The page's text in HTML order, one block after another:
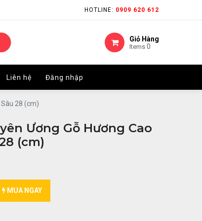
HOTLINE: 0909 620 612
Giỏ Hàng
Items 0
Liên hệ Đăng nhập
HOTLINE: 0909 620 612
Giỏ Hàng
Items 0
Liên hệ Đăng nhập
28 (cm)
Ương Gỗ Hương Cao
(cm)
MUA NGAY